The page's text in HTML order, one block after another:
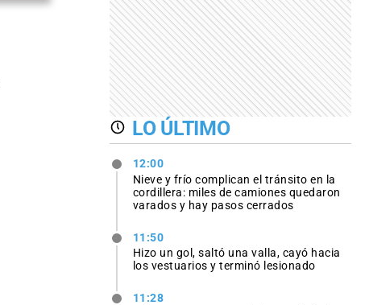
LO ÚLTIMO
12:00
Nieve y frío complican el tránsito en la
cordillera: miles de camiones quedaron
varados y hay pasos cerrados
11:50
Hizo un gol, saltó una valla, cayó hacia
los vestuarios y terminó lesionado
11:28